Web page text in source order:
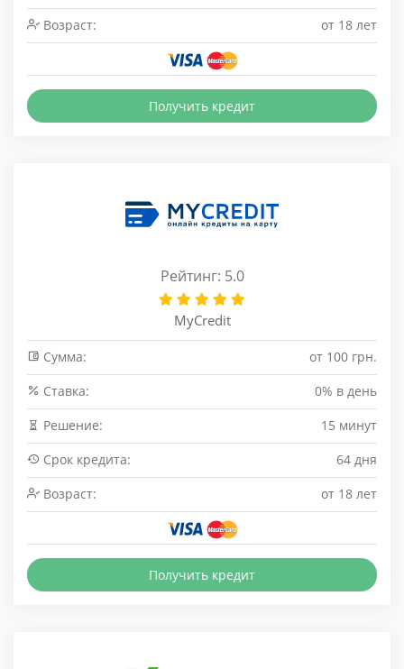
Возраст:
от 18 лет
Получить кредит
Рейтинг: 5.0
MyCredit
Сумма:
от 100 грн.
Cтавка:
0% в день
Решение:
15 минут
Срок кредита:
64 дня
Возраст:
от 18 лет
Получить кредит